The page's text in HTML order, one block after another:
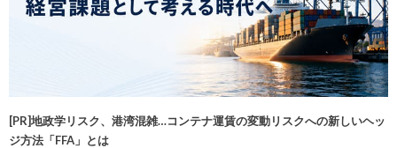
[PR]地政学リスク、港湾混雑…コンテナ運賃の変動リスクへの新しいヘッ
ジ方法「FFA」とは